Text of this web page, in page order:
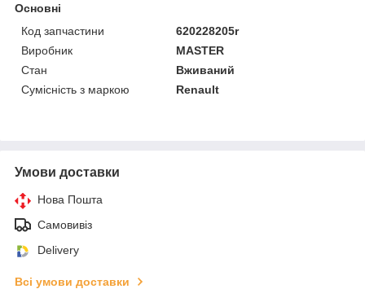
Основні
Код запчастини
620228205r
Виробник
MASTER
Стан
Вживаний
Сумісність з маркою
Renault
Умови доставки
Нова Пошта
Самовивіз
Delivery
Всі умови доставки